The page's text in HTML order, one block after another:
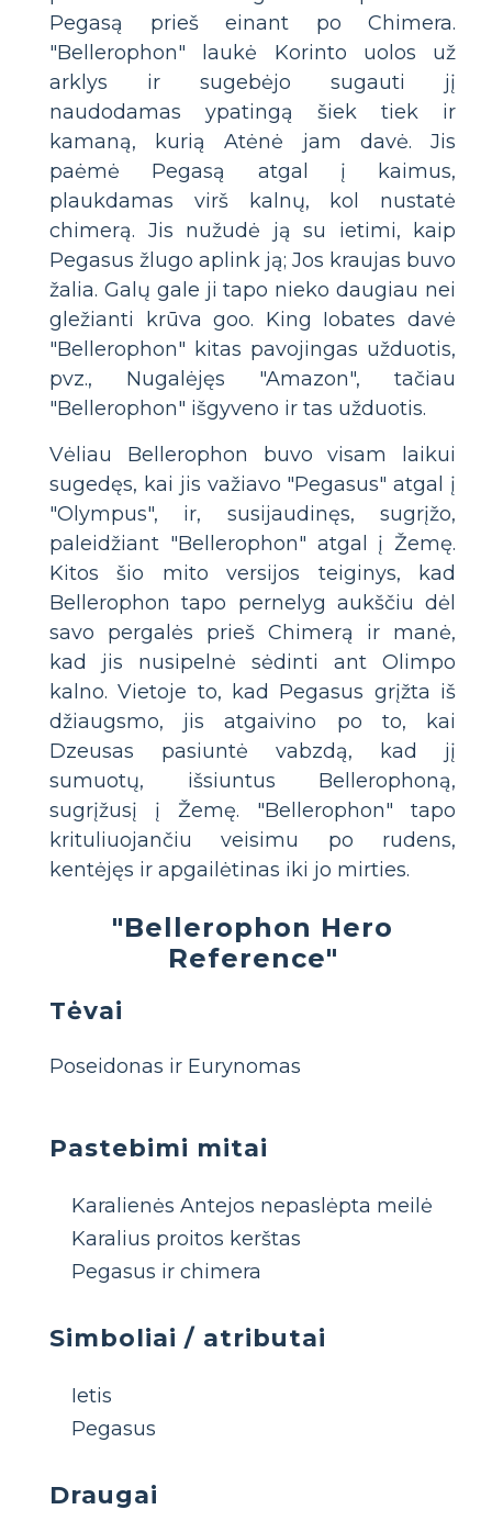
Pegasą prieš einant po Chimera.
"Bellerophon" laukė Korinto uolos už
arklys ir sugebėjo sugauti jį
naudodamas ypatingą šiek tiek ir
kamaną, kurią Atėnė jam davė. Jis
paėmė Pegasą atgal į kaimus,
plaukdamas virš kalnų, kol nustatė
chimerą. Jis nužudė ją su ietimi, kaip
Pegasus žlugo aplink ją; Jos kraujas buvo
žalia. Galų gale ji tapo nieko daugiau nei
gležianti krūva goo. King Iobates davė
"Bellerophon" kitas pavojingas užduotis,
pvz., Nugalėjęs "Amazon", tačiau
"Bellerophon" išgyveno ir tas užduotis.
Vėliau Bellerophon buvo visam laikui
sugedęs, kai jis važiavo "Pegasus" atgal į
"Olympus", ir, susijaudinęs, sugrįžo,
paleidžiant "Bellerophon" atgal į Žemę.
Kitos šio mito versijos teiginys, kad
Bellerophon tapo pernelyg aukščiu dėl
savo pergalės prieš Chimerą ir manė,
kad jis nusipelnė sėdinti ant Olimpo
kalno. Vietoje to, kad Pegasus grįžta iš
džiaugsmo, jis atgaivino po to, kai
Dzeusas pasiuntė vabzdą, kad jį
sumuotų, išsiuntus Bellerophoną,
sugrįžusį į Žemę. "Bellerophon" tapo
krituliuojančiu veisimu po rudens,
kentėjęs ir apgailėtinas iki jo mirties.
"Bellerophon Hero
Reference"
Tėvai
Poseidonas ir Eurynomas
Pastebimi mitai
Karalienės Antejos nepaslėpta meilė
Karalius proitos kerštas
Pegasus ir chimera
Simboliai / atributai
Ietis
Pegasus
Draugai